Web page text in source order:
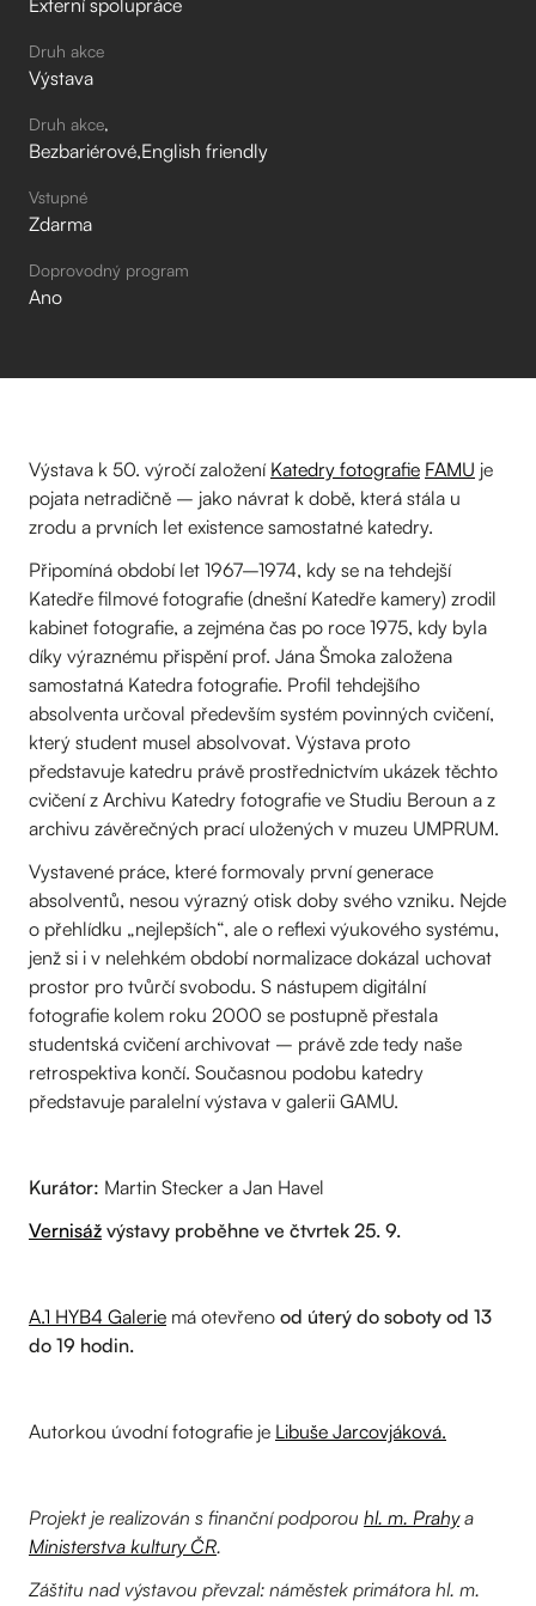
Druh akce
Výstava
Druh akce
Bezbariérové English friendly
Vstupné
Zdarma
Doprovodný program
Ano
Výstava k 50. výročí založení Katedry fotografie FAMU je
pojata netradičně – jako návrat k době, která stála u
zrodu a prvních let existence samostatné katedry.
Připomíná období let 1967–1974, kdy se na tehdejší
Katedře filmové fotografie (dnešní Katedře kamery) zrodil
kabinet fotografie, a zejména čas po roce 1975, kdy byla
díky výraznému přispění prof. Jána Šmoka založena
samostatná Katedra fotografie. Profil tehdejšího
absolventa určoval především systém povinných cvičení,
který student musel absolvovat. Výstava proto
představuje katedru právě prostřednictvím ukázek těchto
cvičení z Archivu Katedry fotografie ve Studiu Beroun a z
archivu závěrečných prací uložených v muzeu UMPRUM.
Vystavené práce, které formovaly první generace
absolventů, nesou výrazný otisk doby svého vzniku. Nejde
o přehlídku „nejlepších“, ale o reflexi výukového systému,
jenž si i v nelehkém období normalizace dokázal uchovat
prostor pro tvůrčí svobodu. S nástupem digitální
fotografie kolem roku 2000 se postupně přestala
studentská cvičení archivovat – právě zde tedy naše
retrospektiva končí. Současnou podobu katedry
představuje paralelní výstava v galerii GAMU.
Kurátor: Martin Stecker a Jan Havel
Vernisáž výstavy proběhne ve čtvrtek 25. 9.
A.1 HYB4 Galerie má otevřeno od úterý do soboty od 13
do 19 hodin.
Autorkou úvodní fotografie je Libuše Jarcovjáková.
Projekt je realizován s finanční podporou hl. m. Prahya
Ministerstva kultury ČR.
Záštitu nad výstavou převzal: náměstek primátora hl. m.